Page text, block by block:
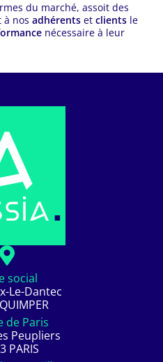
du marché, assoit des
nos adhérentset clientsle
nécessaire à leur
social
Le-Dantec
de Paris
Peupliers
PARIS